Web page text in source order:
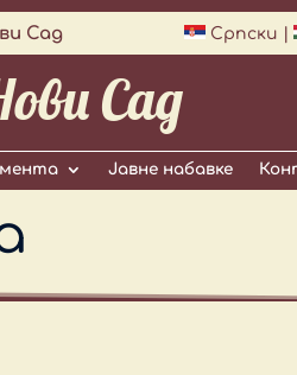
Сад Српски
Сад
Јавне набавке